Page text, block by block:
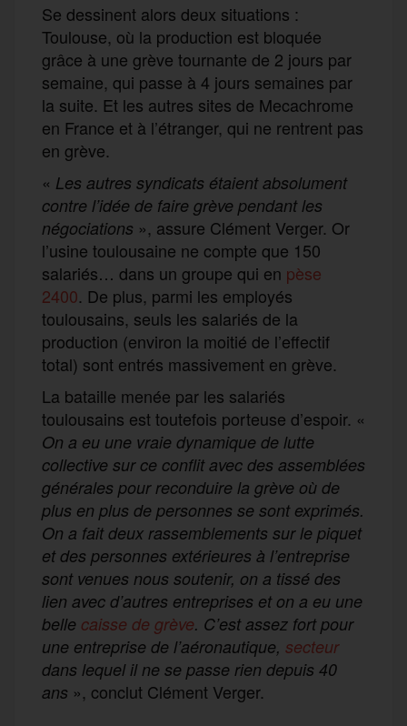
Se dessinent alors deux situations :
Toulouse, où la production est bloquée
grâce à une grève tournante de 2 jours par
semaine, qui passe à 4 jours semaines par
la suite. Et les autres sites de Mecachrome
en France et à l’étranger, qui ne rentrent pas
en grève.
« Les autres syndicats étaient absolument
contre l’idée de faire grève pendant les
négociations », assure Clément Verger. Or
l’usine toulousaine ne compte que 150
salariés… dans un groupe qui en pèse
2400. De plus, parmi les employés
toulousains, seuls les salariés de la
production (environ la moitié de l’effectif
total) sont entrés massivement en grève.
La bataille menée par les salariés
toulousains est toutefois porteuse d’espoir. «
On a eu une vraie dynamique de lutte
collective sur ce conflit avec des assemblées
générales pour reconduire la grève où de
plus en plus de personnes se sont exprimés.
On a fait deux rassemblements sur le piquet
et des personnes extérieures à l’entreprise
sont venues nous soutenir, on a tissé des
lien avec d’autres entreprises et on a eu une
belle caisse de grève. C’est assez fort pour
une entreprise de l’aéronautique, secteur
dans lequel il ne se passe rien depuis 40
ans », conclut Clément Verger.